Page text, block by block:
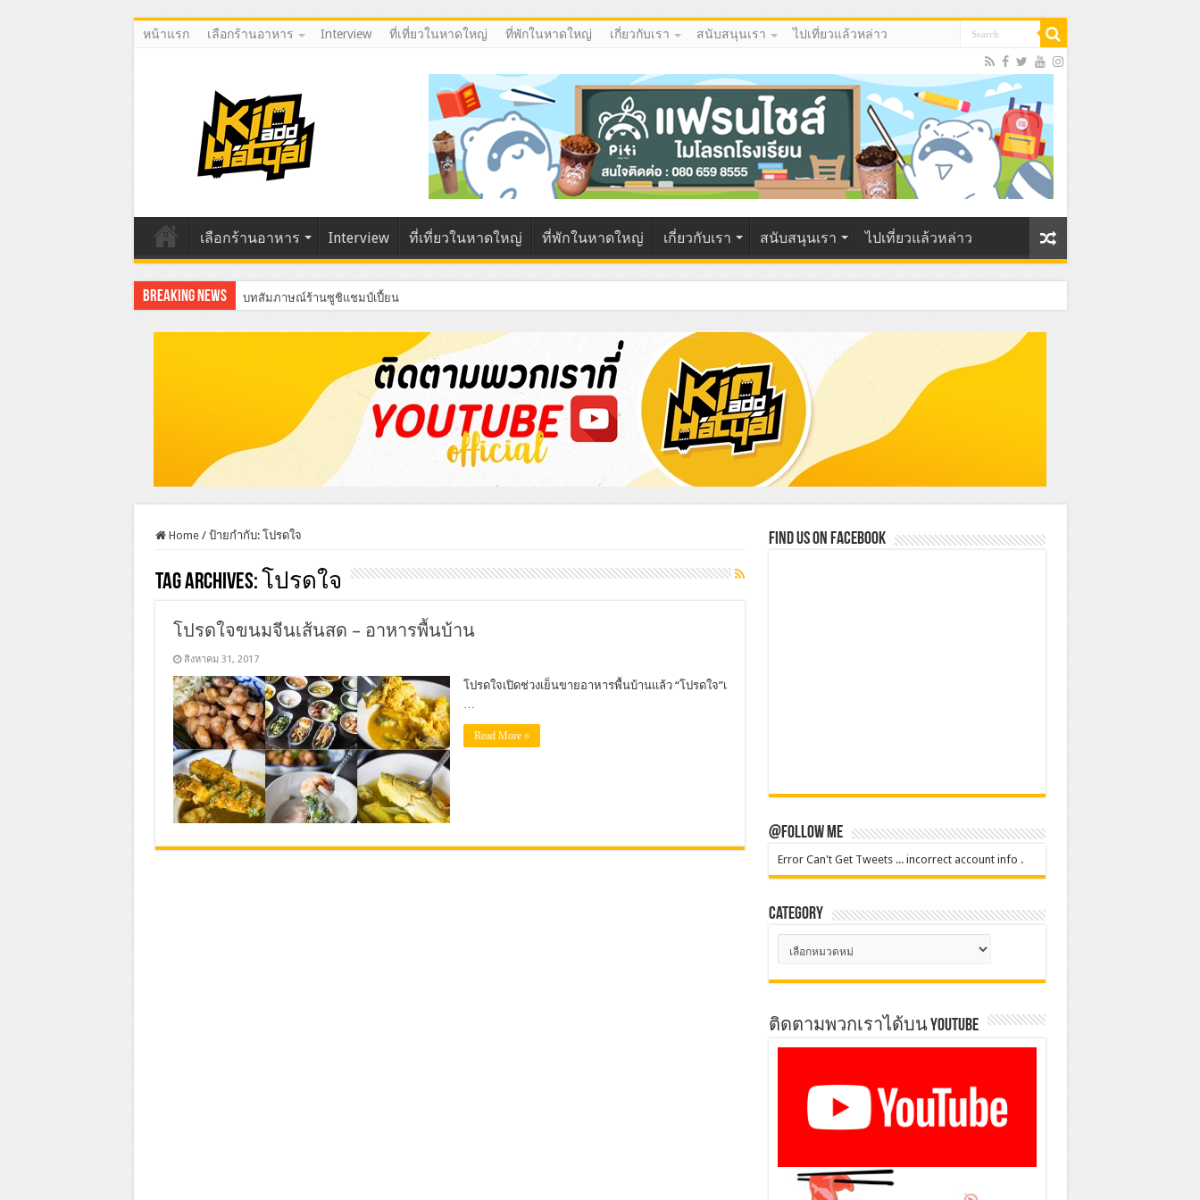
หน้าแรก เลือกร้านอาหาร Interview ที่เที่ยวในหาดใหญ่ ที่พักในหาดใหญ่ เกี่ยวกับเรา สนับสนุนเรา ไปเที่ยวแล้วหล่าว
เลือกร้านอาหาร Interview ที่เที่ยวในหาดใหญ่ ที่พักในหาดใหญ่ เกี่ยวกับเรา สนับสนุนเรา ไปเที่ยวแล้วหล่าว
Breaking News บทสัมภาษณ์ร้านซูชิแชมป์เปี้ยน
Home / ป้ายกำกับ: โปรดใจ
Tag Archives: โปรดใจ
โปรดใจขนมจีนเส้นสด – อาหารพื้นบ้าน
สิงหาคม 31, 2017
โปรดใจเปิดช่วงเย็นขายอาหารพื้นบ้านแล้ว “โปรดใจ”เ
…
Read More »
Find us on Facebook
@Follow Me
Error Can't Get Tweets ... incorrect account info .
Category
Category
ติดตามพวกเราได้บน YOUTUBE